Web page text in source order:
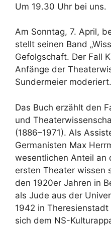
Um 19.30 Uhr bei uns.
Am Sonntag, 7. April,
stellt seinen Band
Gefolgschaft. Der Fall
Anfänge der
Sundermeier moderiert.
Das Buch erzählt den
und
(1886–1971). Als
Germanisten Max
wesentlichen Anteil an
ersten Theater wissen
den 1920er Jahren in
als Jude aus der
1942 in
sich dem NS-